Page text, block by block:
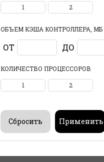
1 2
ОБЪЕМ КЭША КОНТРОЛЛЕРА, МБ
ОТ ДО
КОЛИЧЕСТВО ПРОЦЕССОРОВ
1 2